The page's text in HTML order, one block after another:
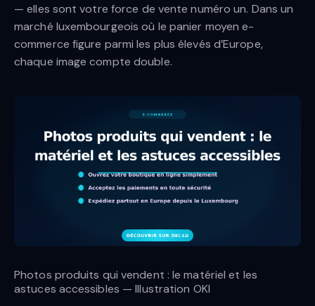
— elles sont votre force de vente numéro un. Dans un
marché luxembourgeois où le panier moyen e-
commerce figure parmi les plus élevés d’Europe,
chaque image compte double.
Photos produits qui vendent : le matériel et les
astuces accessibles — Illustration OKI